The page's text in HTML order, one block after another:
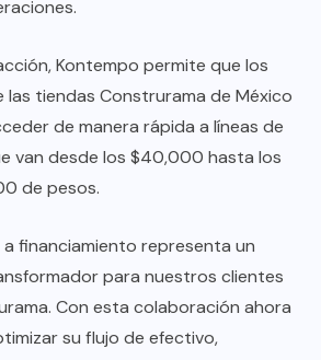
Kontempo permite que los
las tiendas Construrama de México
de manera rápida a líneas de
van desde los $40,000 hasta los
de pesos.
a financiamiento representa un
para nuestros clientes
Con esta colaboración ahora
su flujo de efectivo,